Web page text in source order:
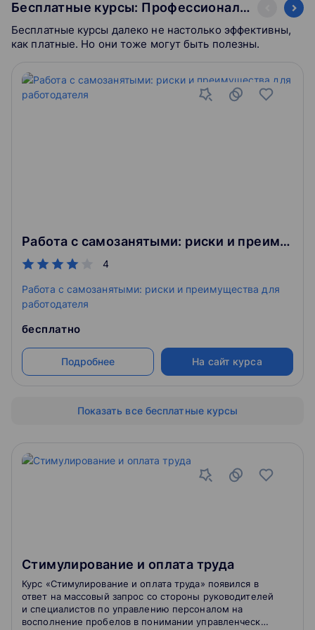
Бесплатные курсы: Профессиональное
Бесплатные курсы далеко не настолько эффективны,
как платные. Но они тоже могут быть полезны.
Работа с самозанятыми: риски и преимущества для работодателя
4
Работа с самозанятыми: риски и преимущества для
работодателя
бесплатно
Подробнее На сайт курса
Показать все бесплатные курсы
Стимулирование и оплата труда
Курс «Стимулирование и оплата труда» появился в
ответ на массовый запрос со стороны руководителей
и специалистов по управлению персоналом на
восполнение пробелов в понимании управленческих